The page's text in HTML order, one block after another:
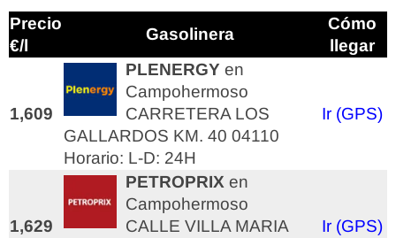
Precio
€/l
Gasolinera
Cómo
llegar
1,609
PLENERGY en
Campohermoso
CARRETERA LOS
GALLARDOS KM. 40 04110
Horario: L-D: 24H
Ir (GPS)
1,629
PETROPRIX en
Campohermoso
CALLE VILLA MARIA
Ir (GPS)